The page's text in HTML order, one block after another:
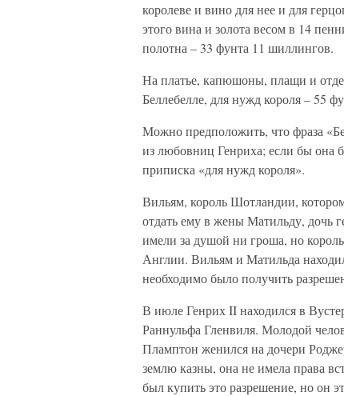
королеве и вино для нее и для
этого вина и золота весом в 14
полотна – 33 фунта 11 шиллингов.
На платье, капюшоны, плащи и
Беллебелле, для нужд короля – 55
Можно предположить, что фраза
из любовниц Генриха; если бы она
приписка «для нужд короля».
Вильям, король Шотландии,
отдать ему в жены Матильду, дочь
имели за душой ни гроша, но
Англии. Вильям и Матильда
необходимо было получить
В июле Генрих II находился в
Раннульфа Гленвиля. Молодой
Пламптон женился на дочери
землю казны, она не имела права
был купить это разрешение, но он